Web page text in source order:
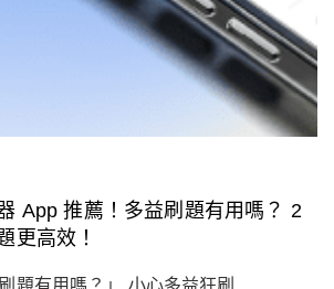
App 推薦！多益刷題有用嗎？ 2
更高效！